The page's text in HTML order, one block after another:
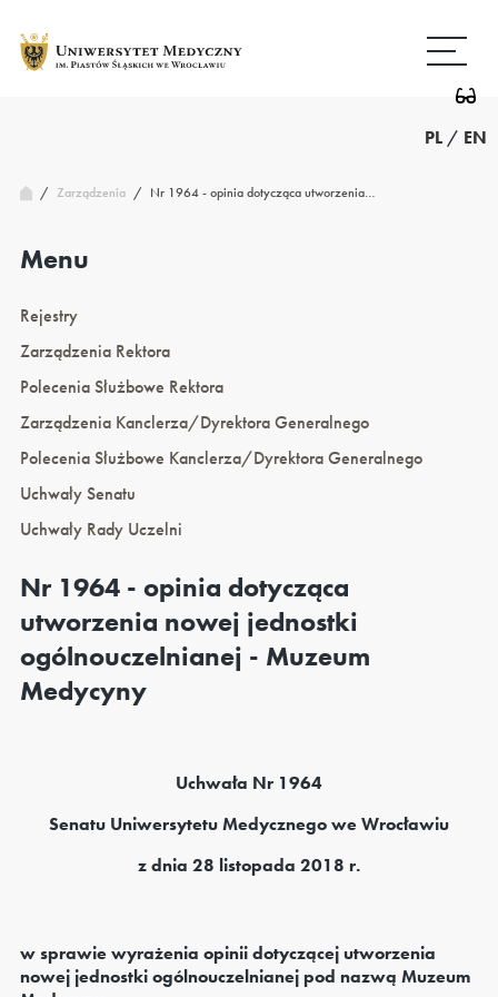
treści
strony
PL / EN
/ Zarządzenia / Nr 1964 - opinia dotycząca utworzenia…
Menu
Rejestry
Zarządzenia Rektora
Polecenia Służbowe Rektora
Zarządzenia Kanclerza/Dyrektora Generalnego
Polecenia Służbowe Kanclerza/Dyrektora Generalnego
Uchwały Senatu
Uchwały Rady Uczelni
Nr 1964 - opinia dotycząca
utworzenia nowej jednostki
ogólnouczelnianej - Muzeum
Medycyny
Uchwała Nr 1964
Senatu Uniwersytetu Medycznego we Wrocławiu
z dnia 28 listopada 2018 r.
w sprawie wyrażenia opinii dotyczącej utworzenia
nowej jednostki ogólnouczelnianej pod nazwą Muzeum